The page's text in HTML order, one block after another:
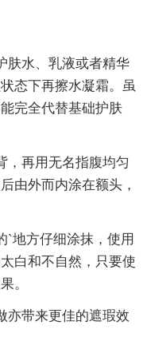
肤水、乳液或者精华
态下再擦水凝霜。虽
完全代替基础护肤
，再用无名指腹均匀
由外而内涂在额头，
`地方仔细涂抹，使用
白和不自然，只要使
。
亦带来更佳的遮瑕效